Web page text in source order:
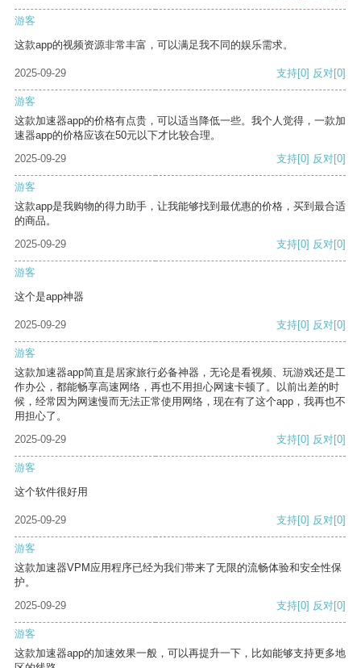
游客
这款app的视频资源非常丰富，可以满足我不同的娱乐需求。
2025-09-29 支持[0] 反对[0]
游客
这款加速器app的价格有点贵，可以适当降低一些。我个人觉得，一款加
速器app的价格应该在50元以下才比较合理。
2025-09-29
支持[0] 反对[0]
游客
这款app是我购物的得力助手，让我能够找到最优惠的价格，买到最合适
的商品。
2025-09-29
支持[0] 反对[0]
游客
这个是app神器
2025-09-29 支持[0] 反对[0]
游客
这款加速器app简直是居家旅行必备神器，无论是看视频、玩游戏还是工
作办公，都能畅享高速网络，再也不用担心网速卡顿了。以前出差的时
候，经常因为网速慢而无法正常使用网络，现在有了这个app，我再也不
用担心了。
2025-09-29
支持[0] 反对[0]
游客
这个软件很好用
2025-09-29 支持[0] 反对[0]
游客
这款加速器VPM应用程序已经为我们带来了无限的流畅体验和安全性保
护。
2025-09-29
支持[0] 反对[0]
游客
这款加速器app的加速效果一般，可以再提升一下，比如能够支持更多地